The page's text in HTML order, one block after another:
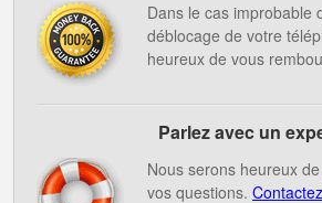
Dans le cas improbable
déblocage de votre
heureux de vous
Parlez avec un
Nous serons heureux
vos questions.